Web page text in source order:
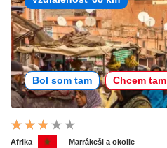
Bol som tam Chcem tam
Afrika Marrákeši a okolie